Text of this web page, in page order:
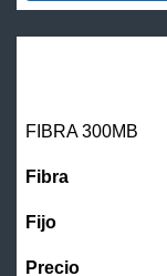
FIBRA 300MB